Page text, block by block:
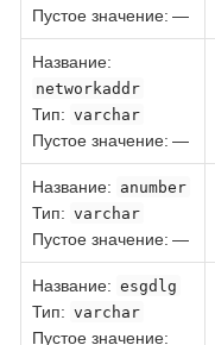
Пустое значение: —
Название:
networkaddr
Тип: varchar
Пустое значение: —
Название: anumber
Тип: varchar
Пустое значение: —
Название: esgdlg
Тип: varchar
Пустое значение: